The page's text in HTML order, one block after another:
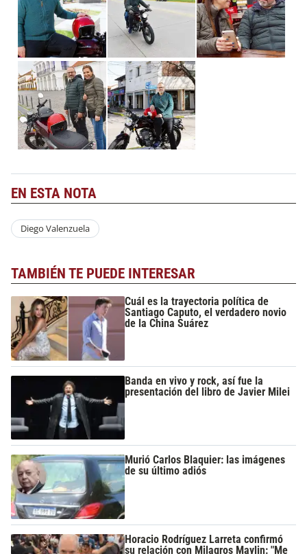
EN ESTA NOTA
Diego Valenzuela
TAMBIÉN TE PUEDE INTERESAR
Cuál es la trayectoria política de
Santiago Caputo, el verdadero novio
de la China Suárez
Banda en vivo y rock, así fue la
presentación del libro de Javier Milei
Murió Carlos Blaquier: las imágenes
de su último adiós
Horacio Rodríguez Larreta confirmó
su relación con Milagros Maylin: "Me